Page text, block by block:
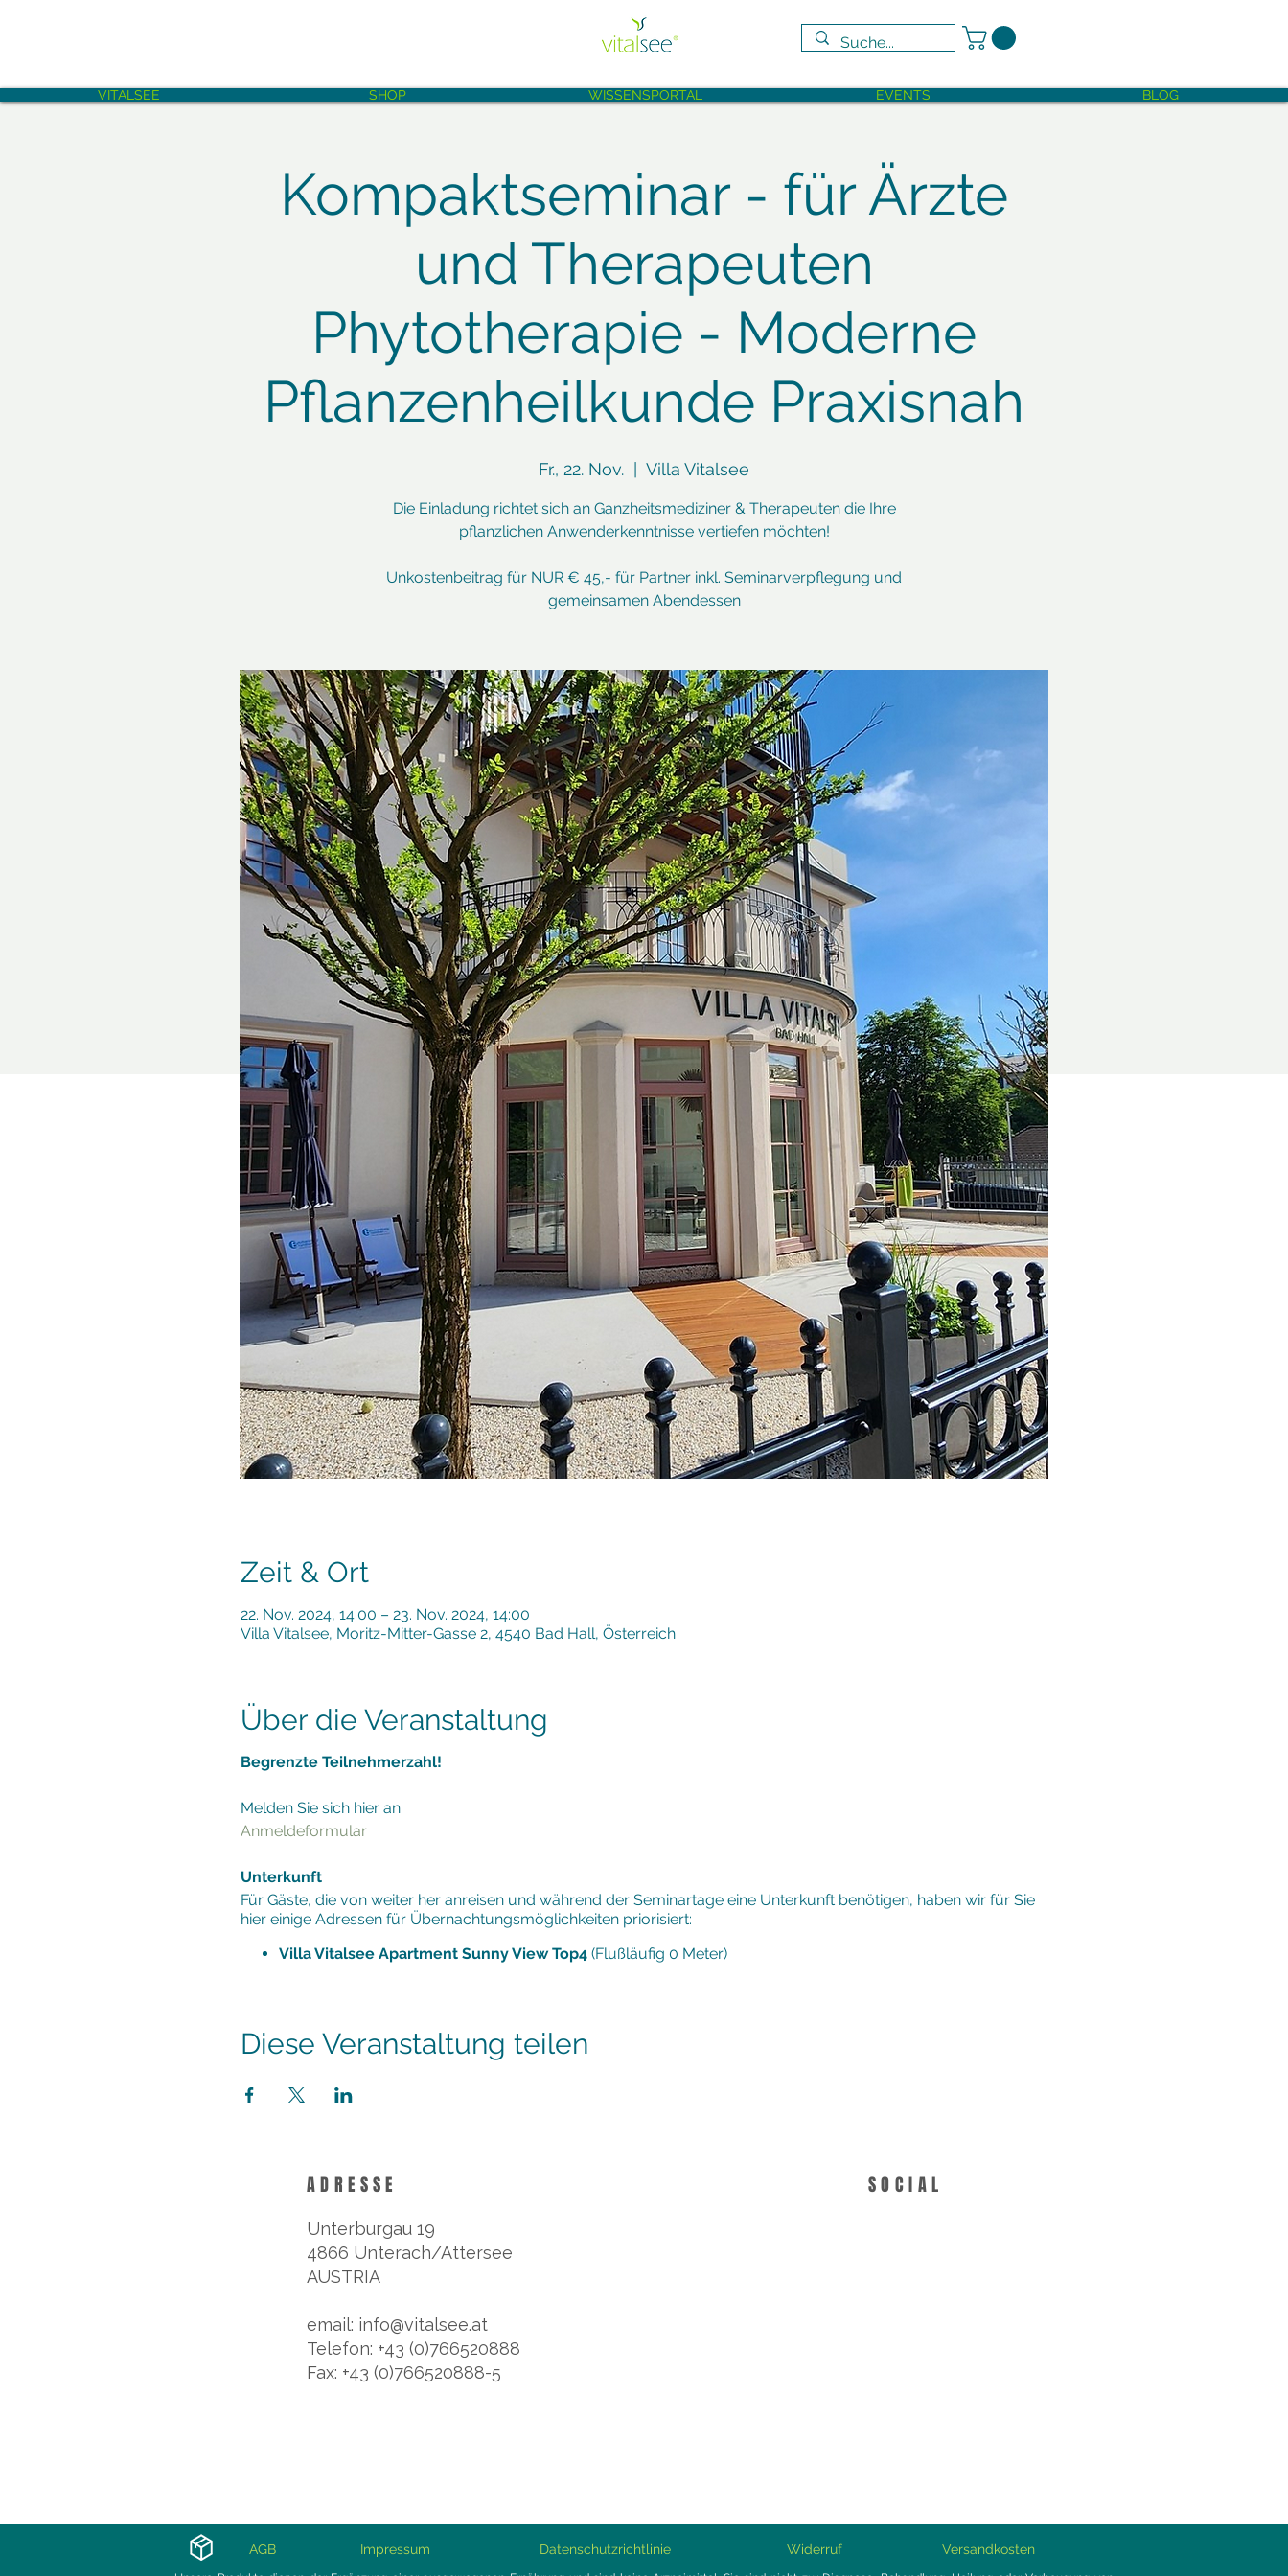
VITALSEE SHOP WISSENSPORTAL EVENTS BLOG
Kompaktseminar - für Ärzte
und Therapeuten
Phytotherapie - Moderne
Pflanzenheilkunde Praxisnah
Fr., 22. Nov. Villa Vitalsee
Die Einladung richtet sich an Ganzheitsmediziner & Therapeuten die Ihre
pflanzlichen Anwenderkenntnisse vertiefen möchten!
Unkostenbeitrag für NUR € 45,- für Partner inkl. Seminarverpflegung und
gemeinsamen Abendessen
Zeit & Ort
22. Nov. 2024, 14:00 – 23. Nov. 2024, 14:00
Villa Vitalsee, Moritz-Mitter-Gasse 2, 4540 Bad Hall, Österreich
Über die Veranstaltung
Begrenzte Teilnehmerzahl!
Melden Sie sich hier an:
Anmeldeformular
Unterkunft
Für Gäste, die von weiter her anreisen und während der Seminartage eine Unterkunft benötigen, haben wir für Sie
hier einige Adressen für Übernachtungsmöglichkeiten priorisiert:
Villa Vitalsee Apartment Sunny View Top4(Flußläufig 0 Meter)
Gasthof Hametner
(Fußläufig 100 Meter)
Empfehlung:
Eurotherme inBad Hall,
Diese Veranstaltung teilen
ADRESSE
Unterburgau 19
4866 Unterach/Attersee
AUSTRIA
email: info@vitalsee.at
Telefon: +43 (0)766520888
Fax: +43 (0)766520888-5
SOCIAL
AGB Impressum Datenschutzrichtlinie Widerruf Versandkosten